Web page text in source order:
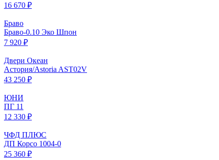
16 670 ₽
Браво
Браво-0.10 Эко Шпон
7 920 ₽
Двери Океан
Астория/Astoria AST02V
43 250 ₽
ЮНИ
ПГ 11
12 330 ₽
ЧФД ПЛЮС
ДП Корсо 1004-0
25 360 ₽